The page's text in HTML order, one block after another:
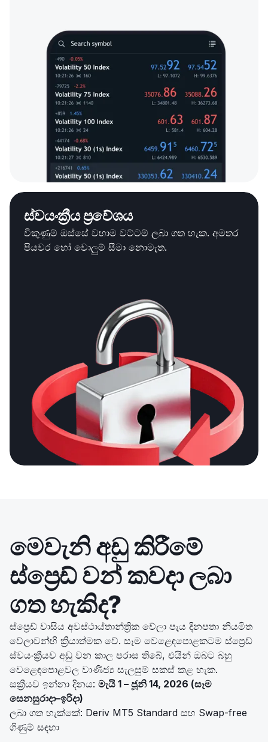
ස්වයංක්‍රීය ප්‍රවේශය
විකුණුම් ඔස්සේ වහාම වට්ටම් ලබා ගත හැක. අමතර
පියවර හෝ වොලුම් සීමා නොමැත.
මෙවැනි අඩු කිරීමේ
ස්ප්‍රෙඩ් වන් කවදා ලබා
ගත හැකිද?
ස්ප්‍රෙඩ් වාසිය අවස්ථාය්තාන්ත්‍රික වේලා පැය දිනපතා නියමිත
වේලාවන්හි ක්‍රියාත්මක වේ. සෑම වෙළෙඳපොළකටම ස්ප්‍රෙඩ්
ස්වයංක්‍රීයව අඩු වන කාල පරාස තිබේ, එයින් ඔබට බහු
වෙළෙඳපොළවල වාණිජ්‍ය සැලසුම් සකස් කළ හැක.
සක්‍රීයව ඉන්නා දිනය: මැයි 1 – ජූනි 14, 2026 (සෑම
සෙනසුරාදා–ඉරිදා)
ලබා ගත හැක්කේ: Deriv MT5 Standard සහ Swap-free
ගිණුම් සඳහා